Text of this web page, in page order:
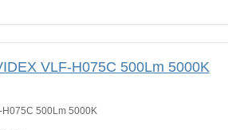
VLF-H075C 500Lm 5000K
500Lm 5000K